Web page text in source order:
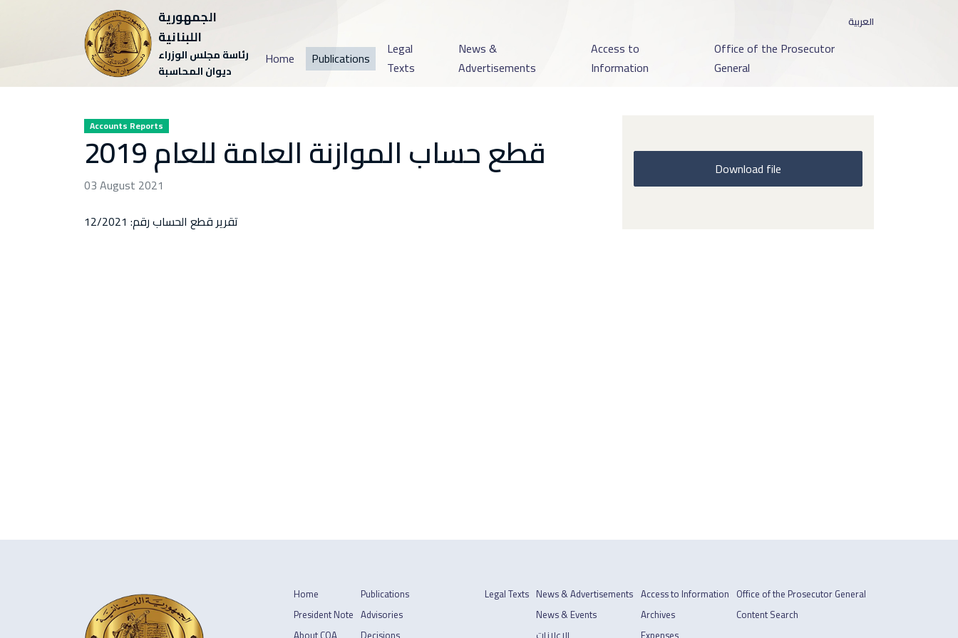
العربية
الجمهورية
اللبنانية
رئاسة مجلس الوزراء
ديوان المحاسبة
Home Publications
Legal
Texts
News &
Advertisements
Access to
Information
Office of the Prosecutor
General
Accounts Reports
قطع حساب الموازنة العامة للعام 2019
03 August 2021
تقرير قطع الحساب رقم: 12/2021
Download file
Home
President Note
Publications
Advisories
Legal Texts News & Advertisements
News & Events
Access to Information
Archives
Office of the Prosecutor General
Content Search